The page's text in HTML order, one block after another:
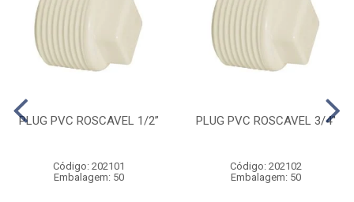
PLUG PVC ROSCAVEL 1/2”
Código: 202101
Embalagem: 50
PLUG PVC ROSCAVEL 3/4''
Código: 202102
Embalagem: 50